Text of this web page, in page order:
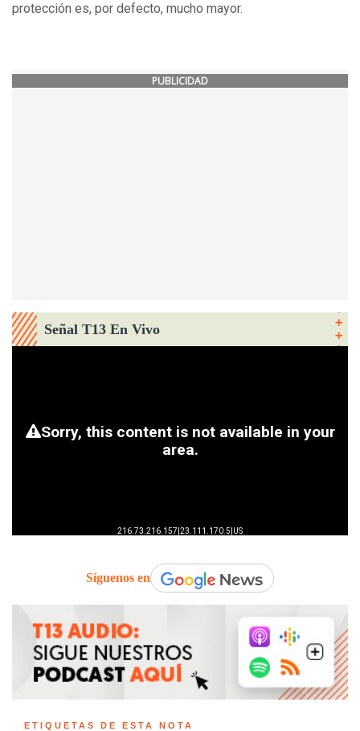
protección es, por defecto, mucho mayor.
PUBLICIDAD
Señal T13 En Vivo
Síguenos en
ETIQUETAS DE ESTA NOTA